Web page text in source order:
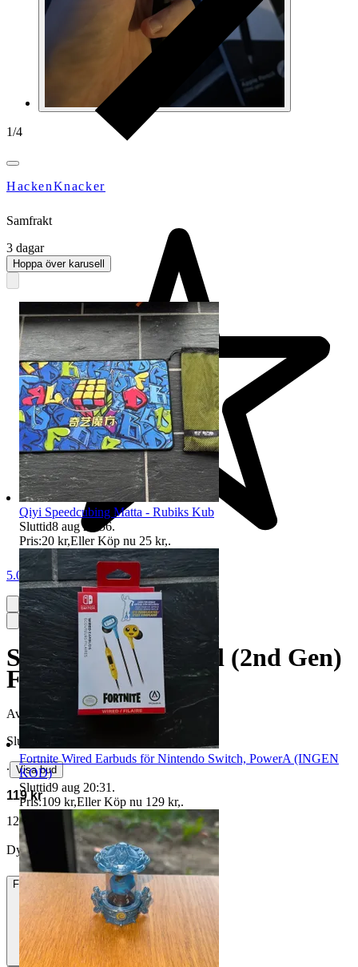
1/4
HackenKnacker
5.0
Spigen Apple Pencil (2nd Gen)
Fodral
Avslutad
19 jul 21:45
Slutpris
∙ Visa bud
119 kr
127 kr med köparskydd. Läs mer
DylanHM vann auktionen
Frakt
Samfrakt
3 dagar
Hoppa över karusell
Qiyi Speedcubing Matta - Rubiks Kub
Sluttid8 aug 20:56.
Pris:20 kr,Eller Köp nu 25 kr,.
Fortnite Wired Earbuds för Nintendo Switch, PowerA (INGEN
KOD)
Sluttid9 aug 20:31 .
Pris:109 kr,Eller Köp nu 129 kr,.